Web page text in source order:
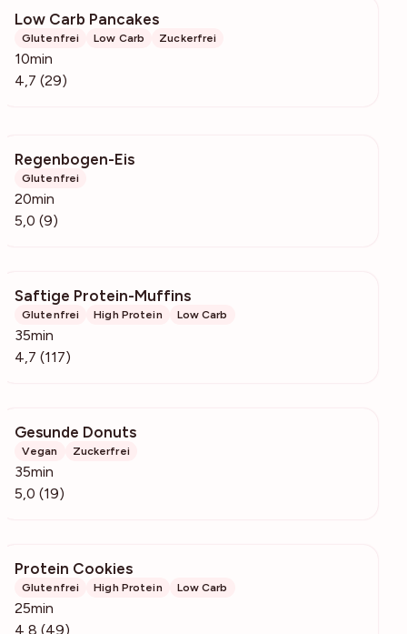
Low Carb Pancakes
Glutenfrei Low Carb Zuckerfrei
10min
4,7 (29)
Regenbogen-Eis
Glutenfrei
20min
5,0 (9)
Saftige Protein-Muffins
Glutenfrei High Protein Low Carb
35min
4,7 (117)
Gesunde Donuts
Vegan Zuckerfrei
35min
5,0 (19)
Protein Cookies
Glutenfrei High Protein Low Carb
25min
4,8 (49)